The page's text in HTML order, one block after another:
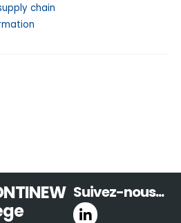
chain
Suivez-nous...